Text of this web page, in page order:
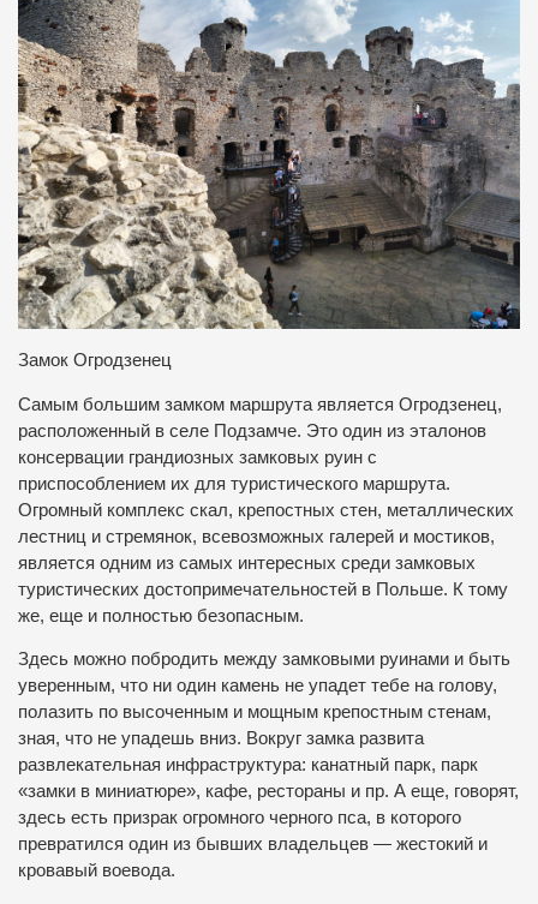
Замок Огродзенец
Самым большим замком маршрута является Огродзенец,
расположенный в селе Подзамче. Это один из эталонов
консервации грандиозных замковых руин с
приспособлением их для туристического маршрута.
Огромный комплекс скал, крепостных стен, металлических
лестниц и стремянок, всевозможных галерей и мостиков,
является одним из самых интересных среди замковых
туристических достопримечательностей в Польше. К тому
же, еще и полностью безопасным.
Здесь можно побродить между замковыми руинами и быть
уверенным, что ни один камень не упадет тебе на голову,
полазить по высоченным и мощным крепостным стенам,
зная, что не упадешь вниз. Вокруг замка развита
развлекательная инфраструктура: канатный парк, парк
«замки в миниатюре», кафе, рестораны и пр. А еще, говорят,
здесь есть призрак огромного черного пса, в которого
превратился один из бывших владельцев — жестокий и
кровавый воевода.